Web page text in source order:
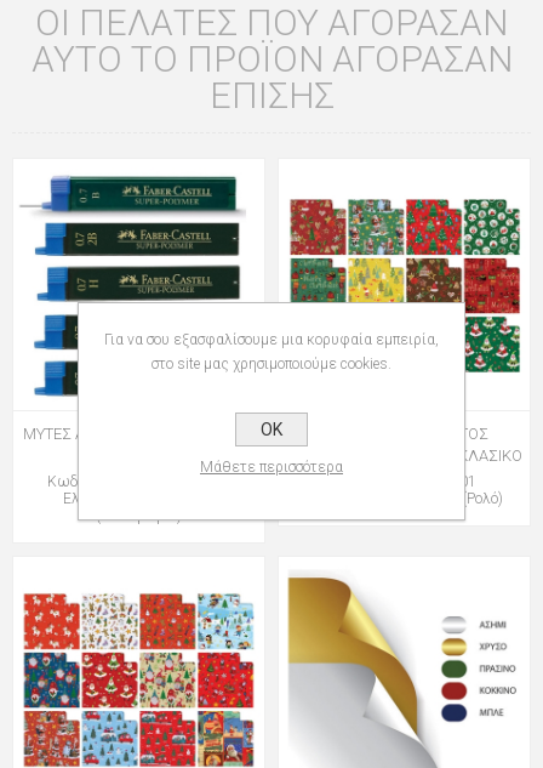
ΟΙ ΠΕΛΆΤΕΣ ΠΟΥ ΑΓΌΡΑΣΑΝ
ΑΥΤΌ ΤΟ ΠΡΟΪΌΝ ΑΓΌΡΑΣΑΝ
ΕΠΊΣΗΣ
ΜΥΤΕΣ AWF 9067 0,7 12τεμ 1207
Κωδικός: group-108120700
Ελάχιστη Ποσότητα: 12
(Σωληνάριο)
ΧΑΡΤΙ ΠΕΡΙΤΥΛΙΓΜΑΤΟΣ
R33J1NAZ 2x0,70 ΧΡΙΣΤ.ΚΛΑΣΙΚΟ
Κωδικός: 109331001
Ελάχιστη Ποσότητα: 50 (Ρολό)
Για να σου εξασφαλίσουμε μια κορυφαία εμπειρία,
στο site μας χρησιμοποιούμε cookies.
OK
Μάθετε περισσότερα